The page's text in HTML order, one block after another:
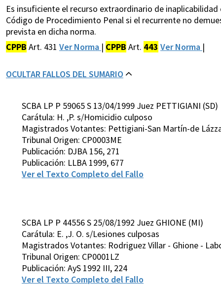
Es insuficiente el recurso extraordinario de
Código de Procedimiento Penal si el recurrente no
prevista en dicha norma.
CPPB Art. 431 Ver Norma | CPPB Art. 443 Ver Norma |
OCULTAR FALLOS DEL SUMARIO
SCBA LP P 59065 S 13/04/1999 Juez PETTIGIANI (SD)
Carátula: H. ,P. s/Homicidio culposo
Magistrados Votantes: Pettigiani-San Martín-de
Tribunal Origen: CP0003ME
Publicación: DJBA 156, 271
Publicación: LLBA 1999, 677
Ver el Texto Completo del Fallo
SCBA LP P 44556 S 25/08/1992 Juez GHIONE (MI)
Carátula: E. ,J. O. s/Lesiones culposas
Magistrados Votantes: Rodriguez Villar - Ghione -
Tribunal Origen: CP0001LZ
Publicación: AyS 1992 III, 224
Ver el Texto Completo del Fallo